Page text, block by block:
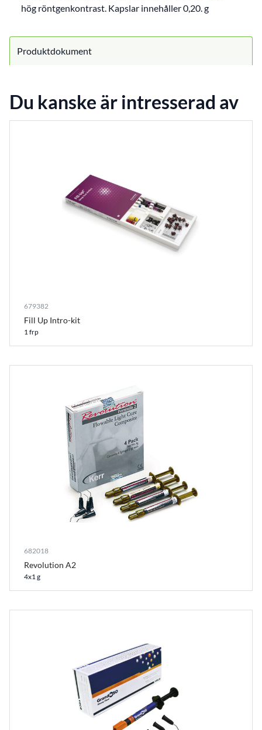
hög röntgenkontrast. Kapslar innehåller 0,20. g
Produktdokument
Du kanske är intresserad av
679382
Fill Up Intro-kit
1 frp
682018
Revolution A2
4x1 g